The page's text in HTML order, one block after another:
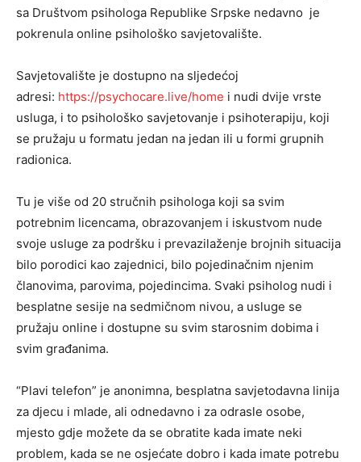
sa Društvom psihologa Republike Srpske nedavno je
pokrenula online psihološko savjetovalište.
Savjetovalište je dostupno na sljedećoj
adresi: https://psychocare.live/home i nudi dvije vrste
usluga, i to psihološko savjetovanje i psihoterapiju, koji
se pružaju u formatu jedan na jedan ili u formi grupnih
radionica.
Tu je više od 20 stručnih psihologa koji sa svim
potrebnim licencama, obrazovanjem i iskustvom nude
svoje usluge za podršku i prevazilaženje brojnih situacija
bilo porodici kao zajednici, bilo pojedinačnim njenim
članovima, parovima, pojedincima. Svaki psiholog nudi i
besplatne sesije na sedmičnom nivou, a usluge se
pružaju online i dostupne su svim starosnim dobima i
svim građanima.
“Plavi telefon” je anonimna, besplatna savjetodavna linija
za djecu i mlade, ali odnedavno i za odrasle osobe,
mjesto gdje možete da se obratite kada imate neki
problem, kada se ne osjećate dobro i kada imate potrebu